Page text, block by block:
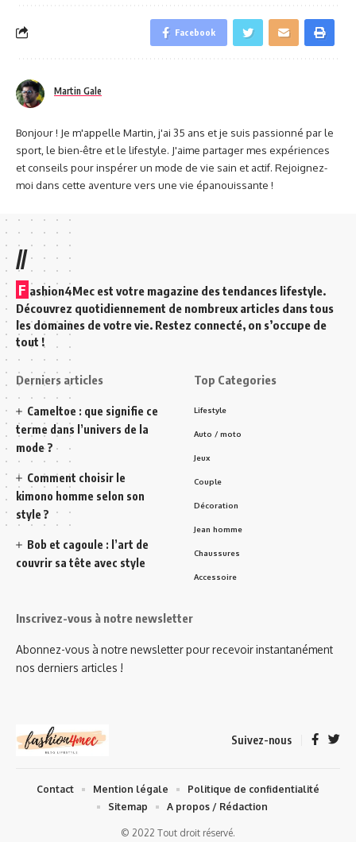
Facebook
Martin Gale
Bonjour ! Je m'appelle Martin, j'ai 35 ans et je suis passionné par le
sport, le bien-être et le lifestyle. J'aime partager mes expériences
et conseils pour inspérer un mode de vie sain et actif. Rejoignez-
moi dans cette aventure vers une vie épanouissante !
//
F ashion4Mec est votre magazine des tendances lifestyle.
Découvrez quotidiennement de nombreux articles dans tous
les domaines de votre vie. Restez connecté, on s’occupe de
tout !
Derniers articles
Cameltoe : que signifie ce
terme dans l’univers de la
mode ?
Comment choisir le
kimono homme selon son
style ?
Bob et cagoule : l’art de
couvrir sa tête avec style
Top Categories
Lifestyle
Auto / moto
Jeux
Couple
Décoration
Jean homme
Chaussures
Accessoire
Inscrivez-vous à notre newsletter
Abonnez-vous à notre newsletter pour recevoir instantanément
nos derniers articles !
Suivez-nous
© 2022 Tout droit réservé.
Contact Mention légale
Politique de confidentialité
Sitemap
A propos / Rédaction